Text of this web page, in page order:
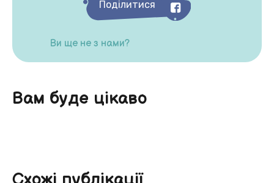
Поділитися
Ви ще не з нами?
Вам буде цікаво